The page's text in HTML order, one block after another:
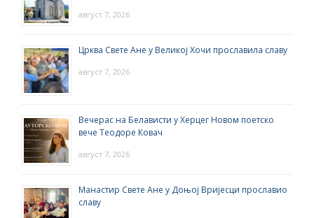
август 7, 2026
Црква Свете Ане у Великој Хочи прославила славу
август 7, 2026
Вечерас на Белависти у Херцег Новом поетско
вече Теодоре Ковач
август 7, 2026
Манастир Свете Ане у Доњој Вријесци прославио
славу